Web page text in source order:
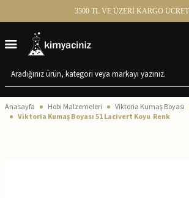
3500 TL VE ÜZERİ KARGO
Anasayfa Hobi Malzemeleri Viktoria Kumaş Boyası
Viktoria Kumaş Boyası 51 Lacivert Koyu Renk